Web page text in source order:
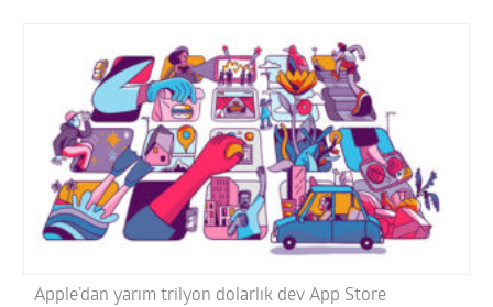
Apple’dan yarım trilyon dolarlık dev App Store